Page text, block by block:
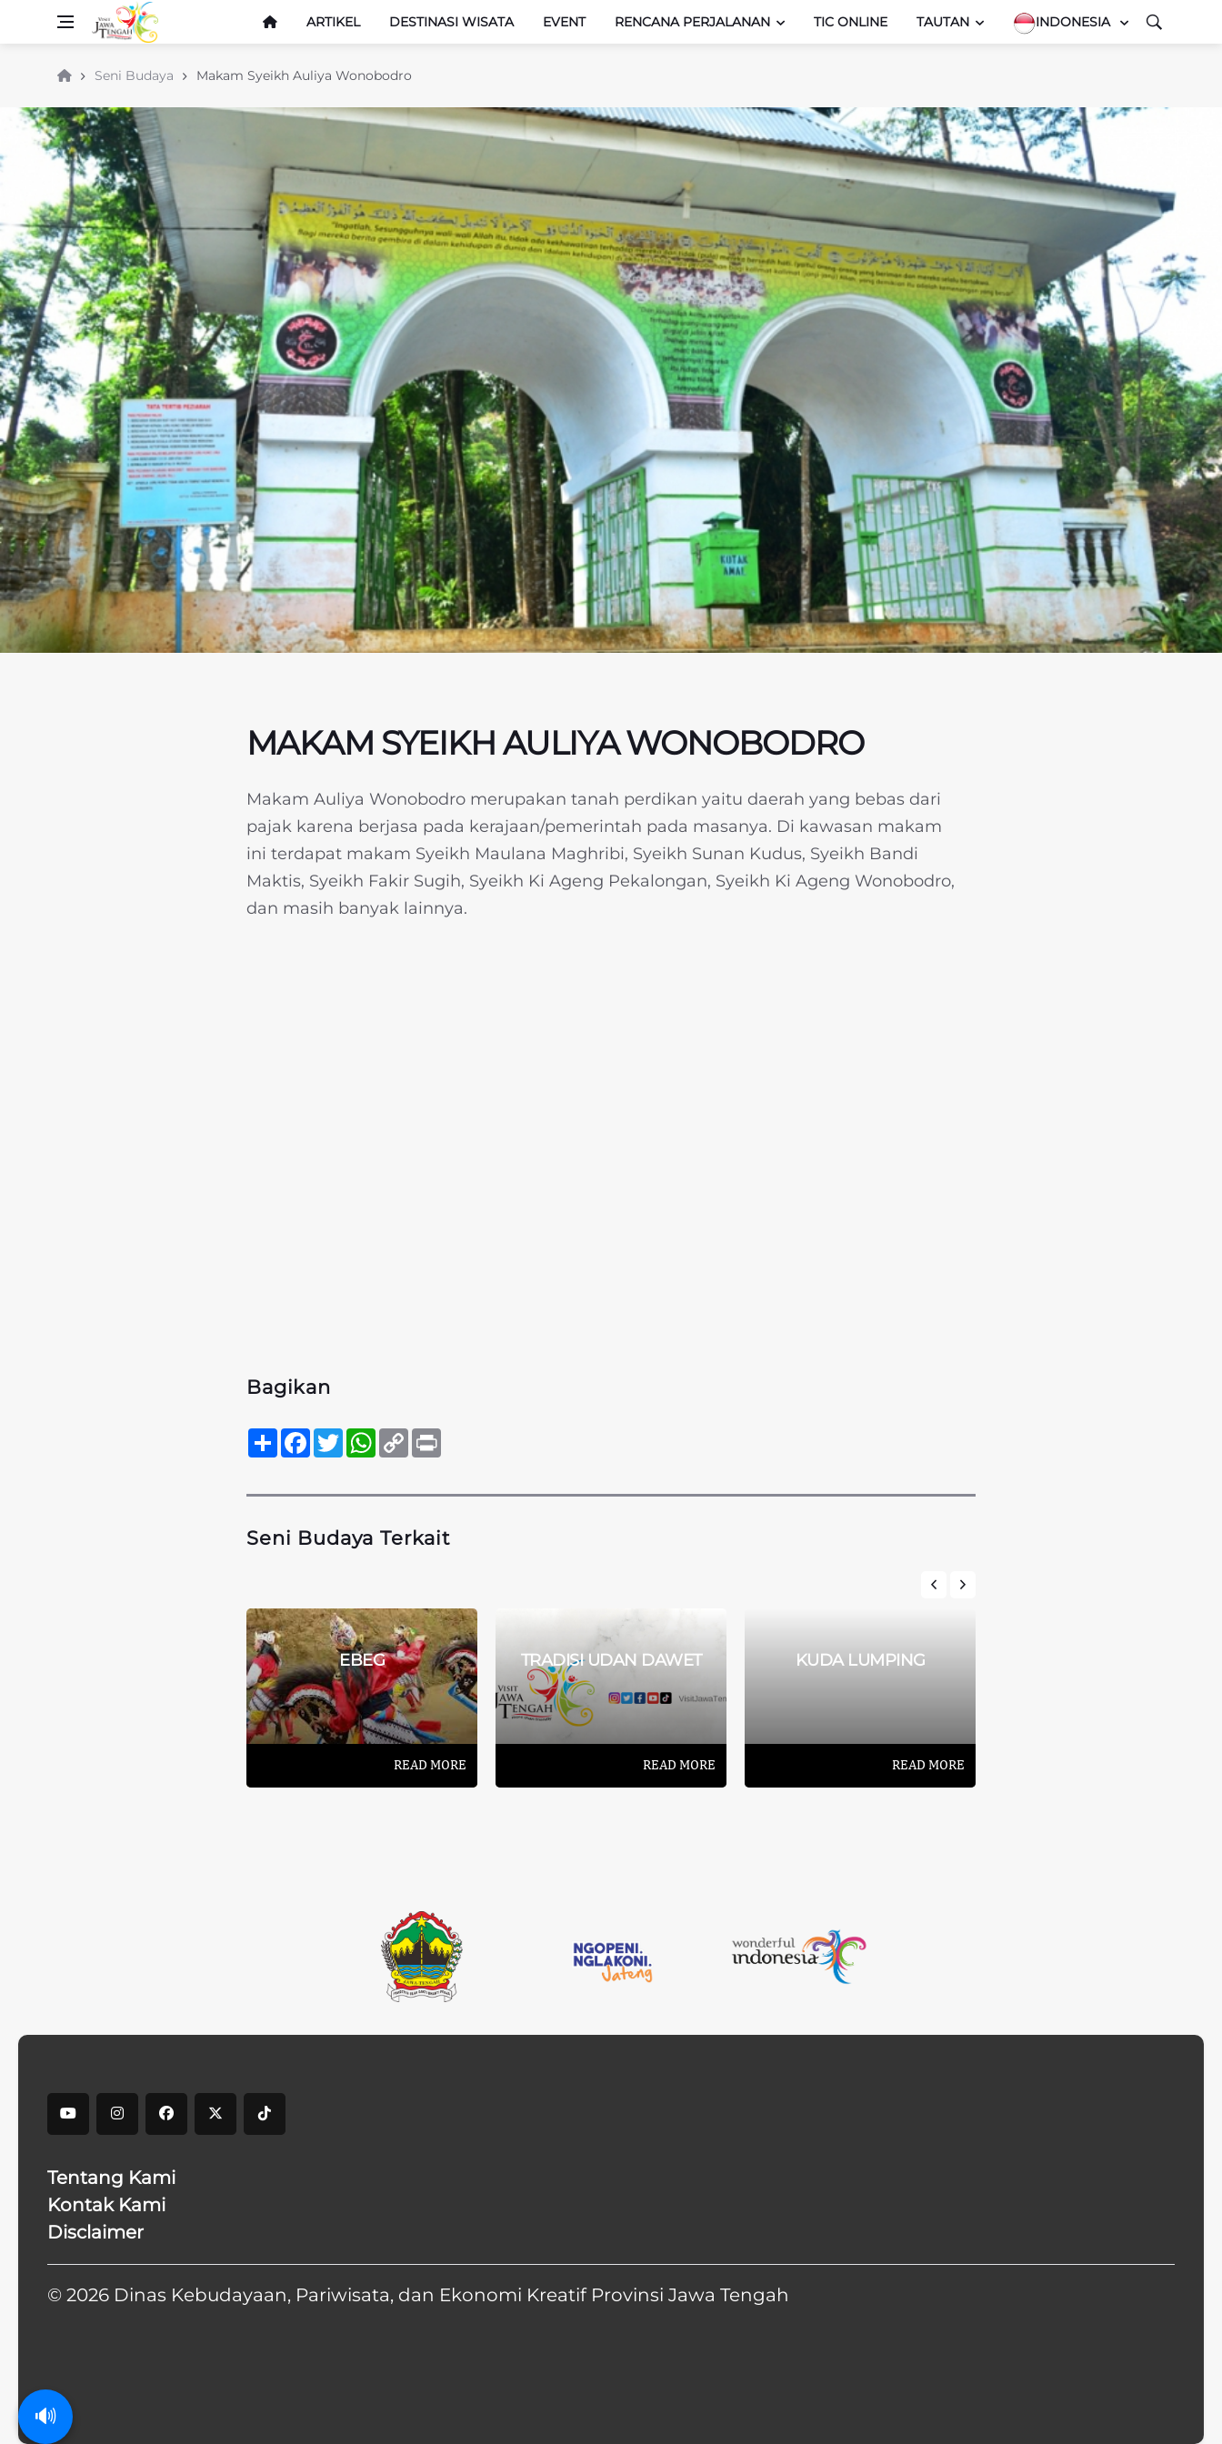
ARTIKEL DESTINASI WISATA EVENT RENCANA PERJALANAN TIC ONLINE TAUTAN INDONESIA
Seni Budaya Makam Syeikh Auliya Wonobodro
MAKAM SYEIKH AULIYA WONOBODRO
Makam Auliya Wonobodro merupakan tanah perdikan yaitu daerah yang bebas dari
pajak karena berjasa pada kerajaan/pemerintah pada masanya. Di kawasan makam
ini terdapat makam Syeikh Maulana Maghribi, Syeikh Sunan Kudus, Syeikh Bandi
Maktis, Syeikh Fakir Sugih, Syeikh Ki Ageng Pekalongan, Syeikh Ki Ageng Wonobodro,
dan masih banyak lainnya.
Bagikan
SambungFacebook
TwitterWhatsApp
Copy
Link
Seni Budaya Terkait
EBEG
READ MORE
TRADISI UDAN DAWET
READ MORE
KUDA LUMPING
READ MORE
Tentang Kami
Kontak Kami
Disclaimer
© 2026 Dinas Kebudayaan, Pariwisata, dan Ekonomi Kreatif Provinsi Jawa Tengah
🔊